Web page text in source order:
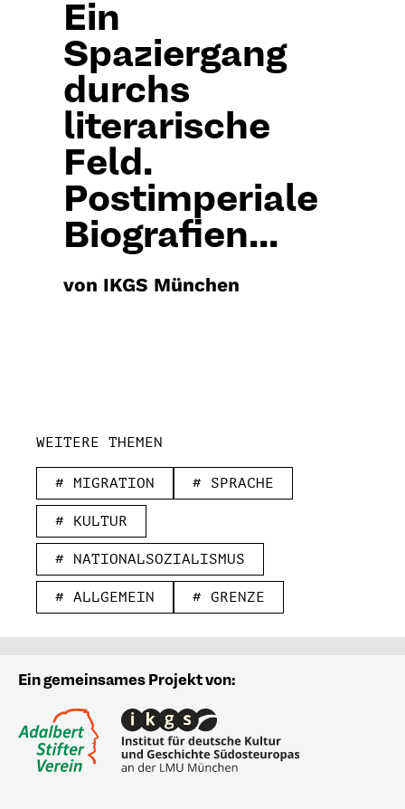
Ein
Spaziergang
durchs
literarische
Feld.
Postimperiale
Biografien...
von IKGS München
WEITERE THEMEN
# MIGRATION # SPRACHE
# KULTUR
# NATIONALSOZIALISMUS
# ALLGEMEIN # GRENZE
Ein gemeinsames Projekt von: